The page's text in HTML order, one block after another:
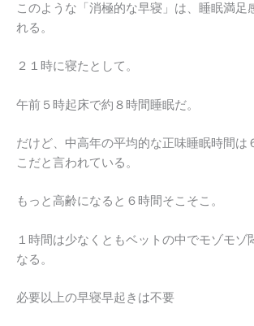
このような「消極的な早寝」は、睡眠満足
れる。
２１時に寝たとして。
午前５時起床で約８時間睡眠だ。
だけど、中高年の平均的な正味睡眠時間は
こだと言われている。
もっと高齢になると６時間そこそこ。
１時間は少なくともベットの中でモゾモゾ
なる。
必要以上の早寝早起きは不要